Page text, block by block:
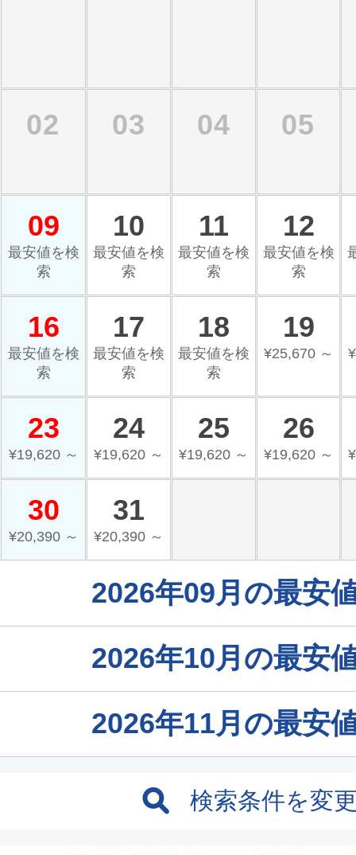
02 03 04 05
09
最安値を検
索
10
最安値を検
索
11
最安値を検
索
12
最安値を検
索
16
最安値を検
索
17
最安値を検
索
18
最安値を検
索
19
¥25,670 ～
23
¥19,620 ～
24
¥19,620 ～
25
¥19,620 ～
26
¥19,620 ～
30
¥20,390 ～
31
¥20,390 ～
2026年09月の最安
2026年10月の最安
2026年11月の最安
検索条件を変